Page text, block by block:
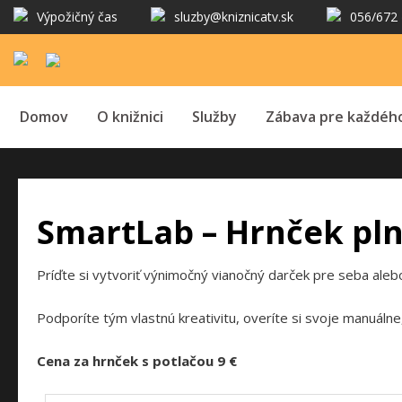
Výpožičný čas sluzby@kniznicatv.sk 056/672
Domov O knižnici Služby Zábava pre
SmartLab – Hrnček
Príďte si vytvoriť výnimočný vianočný darček pre seba
Podporíte tým vlastnú kreativitu, overíte si svoje
Cena za hrnček s potlačou 9 €